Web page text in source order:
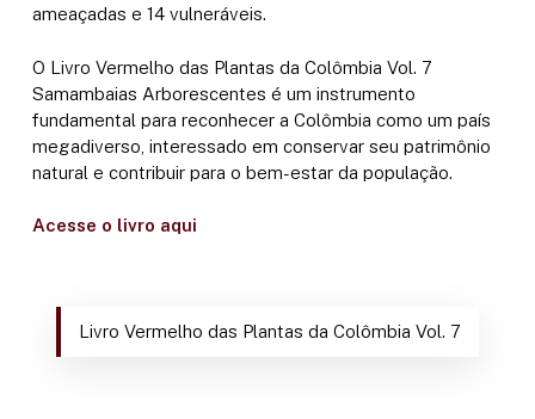
ameaçadas e 14 vulneráveis.
O Livro Vermelho das Plantas da Colômbia Vol. 7
Samambaias Arborescentes é um instrumento
fundamental para reconhecer a Colômbia como um país
megadiverso, interessado em conservar seu patrimônio
natural e contribuir para o bem-estar da população.
Acesse o livro aqui
Livro Vermelho das Plantas da Colômbia Vol. 7